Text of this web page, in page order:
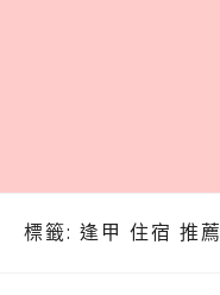
標籤: 逢甲 住宿 推薦